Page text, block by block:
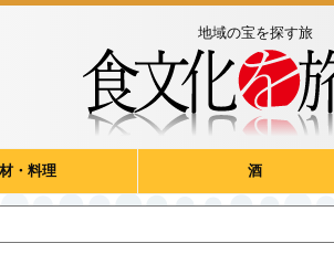
地域の宝を探す旅
・料理 酒